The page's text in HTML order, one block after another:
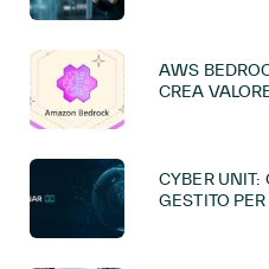
AWS
CREA
CYBER UNIT:
GESTITO